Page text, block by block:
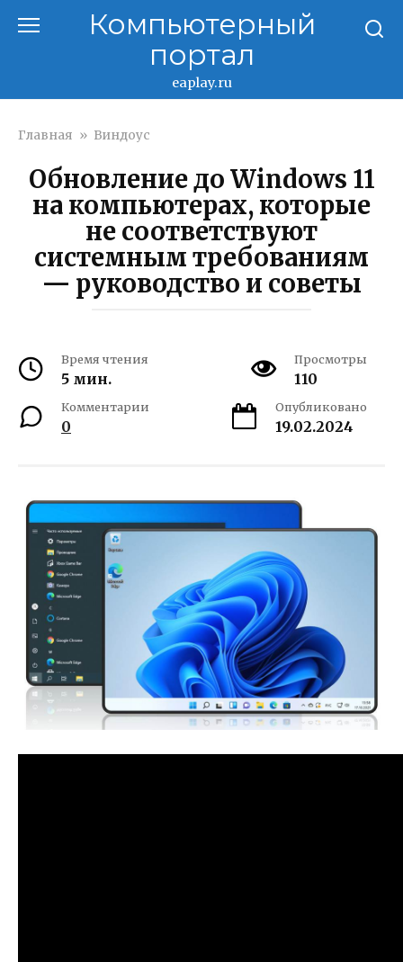
Компьютерный
портал
eaplay.ru
Главная » Виндоус
Обновление до Windows 11
на компьютерах, которые
не соответствуют
системным требованиям
— руководство и советы
Время чтения
5 мин.
Просмотры
110
Комментарии
0
Опубликовано
19.02.2024